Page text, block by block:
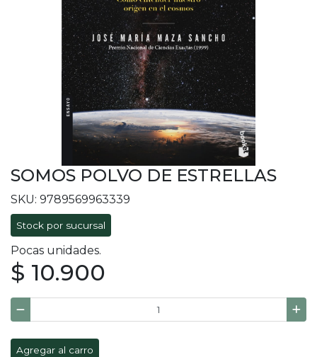
SOMOS POLVO DE ESTRELLAS
SKU: 9789569963339
Stock por sucursal
Pocas unidades.
$ 10.900
Agregar al carro